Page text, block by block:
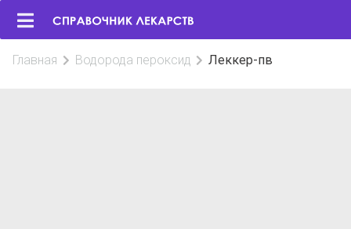
Главная Водорода пероксид Леккер-пв